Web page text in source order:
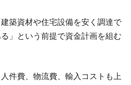
築資材や住宅設備を安く調達で
」という前提で資金計画を組む
件費、物流費、輸入コストも上